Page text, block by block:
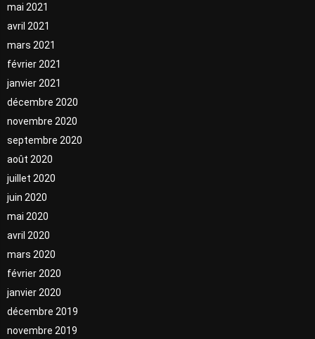
mai 2021
avril 2021
mars 2021
février 2021
janvier 2021
décembre 2020
novembre 2020
septembre 2020
août 2020
juillet 2020
juin 2020
mai 2020
avril 2020
mars 2020
février 2020
janvier 2020
décembre 2019
novembre 2019